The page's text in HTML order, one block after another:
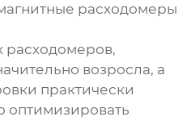
расходомеры
расходомеров,
возросла, а
практически
оптимизировать